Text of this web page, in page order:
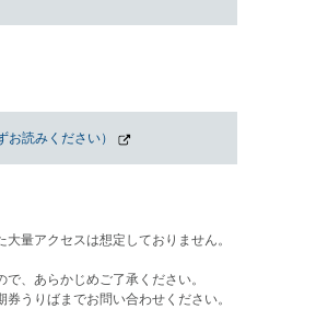
読みください）
量アクセスは想定しておりません。
、あらかじめご了承ください。
うりばまでお問い合わせください。